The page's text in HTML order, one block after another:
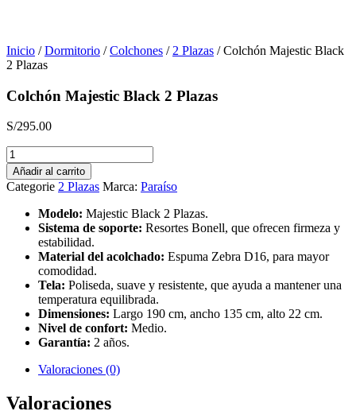
Inicio /Dormitorio /Colchones / 2 Plazas / Colchón Majestic Black
2 Plazas
Colchón Majestic Black 2 Plazas
S/295.00
Colchón
Majestic
Black
2
Plazas
cantidad
Añadir al carrito
Categorie 2 Plazas Marca: Paraíso
Modelo: Majestic Black 2 Plazas.
Sistema de soporte: Resortes Bonell, que ofrecen firmeza y
estabilidad.
Material del acolchado: Espuma Zebra D16, para mayor
comodidad.
Tela: Poliseda, suave y resistente, que ayuda a mantener una
temperatura equilibrada.
Dimensiones: Largo 190 cm, ancho 135 cm, alto 22 cm.
Nivel de confort: Medio.
Garantía: 2 años.
Valoraciones (0)
Valoraciones